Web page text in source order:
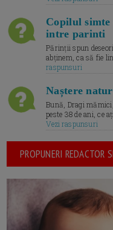
Copilul simte
intre parinti
Părinții spun
abținem, ca să fie
raspunsuri
Naștere
Bună, Dragi
peste 38 de ani, ce
Vezi raspunsuri
PROPUNERI REDACTOR